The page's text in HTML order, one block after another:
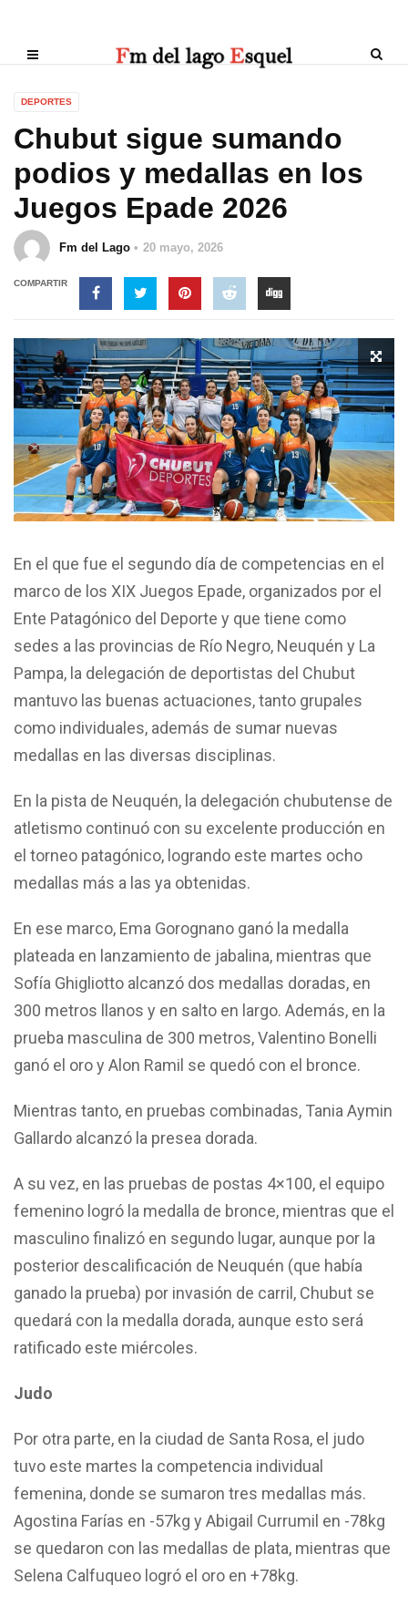
DEPORTES
Chubut sigue sumando
podios y medallas en los
Juegos Epade 2026
Fm del Lago 20 mayo, 2026
COMPARTIR
En el que fue el segundo día de competencias en el
marco de los XIX Juegos Epade, organizados por el
Ente Patagónico del Deporte y que tiene como
sedes a las provincias de Río Negro, Neuquén y La
Pampa, la delegación de deportistas del Chubut
mantuvo las buenas actuaciones, tanto grupales
como individuales, además de sumar nuevas
medallas en las diversas disciplinas.
En la pista de Neuquén, la delegación chubutense de
atletismo continuó con su excelente producción en
el torneo patagónico, logrando este martes ocho
medallas más a las ya obtenidas.
En ese marco, Ema Gorognano ganó la medalla
plateada en lanzamiento de jabalina, mientras que
Sofía Ghigliotto alcanzó dos medallas doradas, en
300 metros llanos y en salto en largo. Además, en la
prueba masculina de 300 metros, Valentino Bonelli
ganó el oro y Alon Ramil se quedó con el bronce.
Mientras tanto, en pruebas combinadas, Tania Aymin
Gallardo alcanzó la presea dorada.
A su vez, en las pruebas de postas 4×100, el equipo
femenino logró la medalla de bronce, mientras que el
masculino finalizó en segundo lugar, aunque por la
posterior descalificación de Neuquén (que había
ganado la prueba) por invasión de carril, Chubut se
quedará con la medalla dorada, aunque esto será
ratificado este miércoles.
Judo
Por otra parte, en la ciudad de Santa Rosa, el judo
tuvo este martes la competencia individual
femenina, donde se sumaron tres medallas más.
Agostina Farías en -57kg y Abigail Currumil en -78kg
se quedaron con las medallas de plata, mientras que
Selena Calfuqueo logró el oro en +78kg.